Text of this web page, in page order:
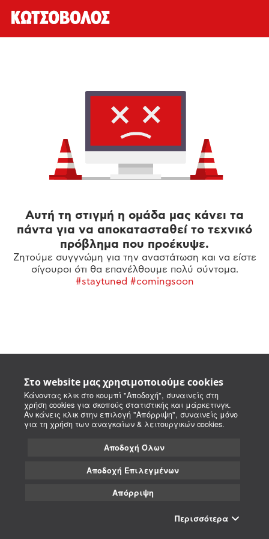
Στο website μας χρησιμοποιούμε cookies
Κάνοντας κλικ στο κουμπί "Αποδοχή", συναινείς στη
χρήση cookies για σκοπούς στατιστικής και μάρκετινγκ.
Αν κάνεις κλικ στην επιλογή "Απόρριψη", συναινείς μόνο
για τη χρήση των αναγκαίων & λειτουργικών cookies.
Αποδοχή Όλων
Αποδοχή Επιλεγμένων
Απόρριψη
Περισσότερα
Αυτή τη στιγμή η ομάδα μας κάνει τα
πάντα για να αποκατασταθεί το τεχνικό
πρόβλημα που προέκυψε.
Ζητούμε συγγνώμη για την αναστάτωση και να είστε
σίγουροι ότι θα επανέλθουμε πολύ σύντομα.
#staytuned #comingsoon